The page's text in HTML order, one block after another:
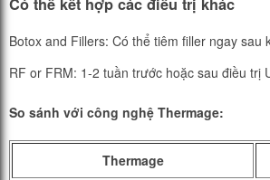
Botox and Fillers: Có thể tiêm filler ngay sau
RF or FRM: 1-2 tuần trước hoặc sau điều trị
So sánh với công nghệ Thermage:
Thermage